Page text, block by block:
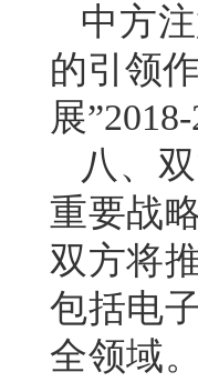
中方
的引领
展
八、
重要战
双方将
包括电
全领域